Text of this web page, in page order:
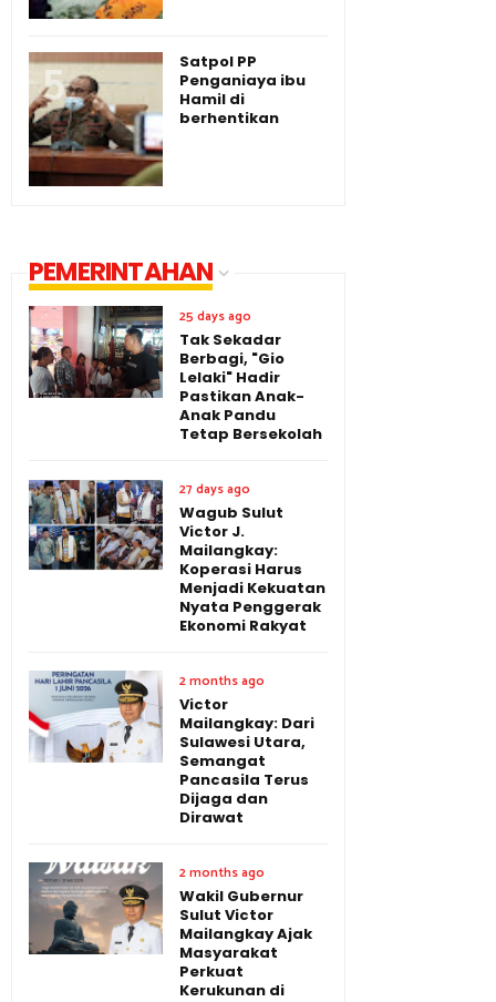
Satpol PP
Penganiaya ibu
Hamil di
berhentikan
PEMERINTAHAN
25 days ago
Tak Sekadar
Berbagi, "Gio
Lelaki" Hadir
Pastikan Anak-
Anak Pandu
Tetap Bersekolah
27 days ago
Wagub Sulut
Victor J.
Mailangkay:
Koperasi Harus
Menjadi Kekuatan
Nyata Penggerak
Ekonomi Rakyat
2 months ago
Victor
Mailangkay: Dari
Sulawesi Utara,
Semangat
Pancasila Terus
Dijaga dan
Dirawat
2 months ago
Wakil Gubernur
Sulut Victor
Mailangkay Ajak
Masyarakat
Perkuat
Kerukunan di